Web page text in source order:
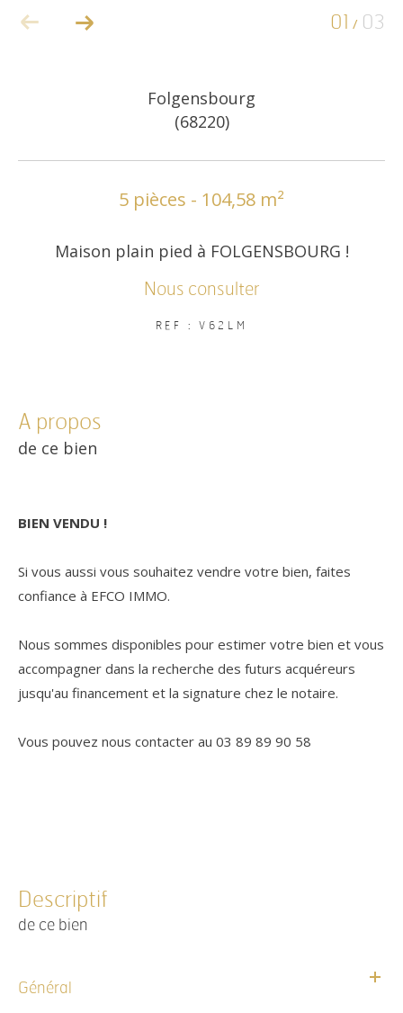
01 / 03
Folgensbourg
(68220)
5 pièces - 104,58 m²
Maison plain pied à FOLGENSBOURG !
Nous consulter
REF : V62LM
a propos
de ce bien
BIEN VENDU !
Si vous aussi vous souhaitez vendre votre bien, faites
confiance à EFCO IMMO.
Nous sommes disponibles pour estimer votre bien et vous
accompagner dans la recherche des futurs acquéreurs
jusqu'au financement et la signature chez le notaire.
Vous pouvez nous contacter au 03 89 89 90 58
descriptif
de ce bien
Général
NOUVEAUTÉS
RECHERCHER